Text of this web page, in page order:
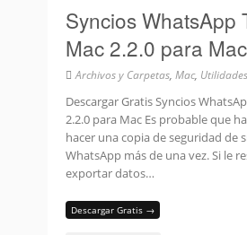
Syncios WhatsApp
Mac 2.2.0 para Mac
Archivos y Carpetas, Mac, Utilidades
Descargar Gratis Syncios
2.2.0 para Mac Es probable que
hacer una copia de seguridad de
WhatsApp más de una vez. Si le
exportar datos…
Descargar Gratis →